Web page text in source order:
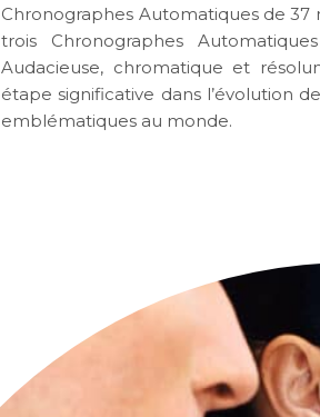
Chronographes Automatiques de
trois Chronographes
Audacieuse, chromatique et
étape significative dans l’évolution
emblématiques au monde.